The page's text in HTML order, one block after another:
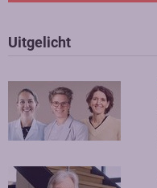
Uitgelicht